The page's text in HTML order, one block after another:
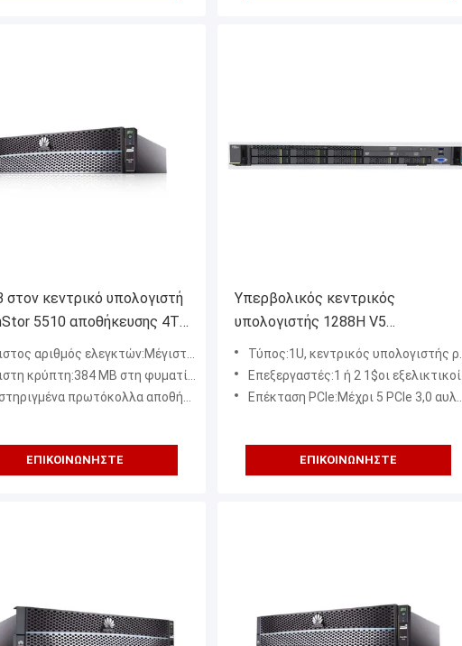
στον κεντρικό υπολογιστή
5510 αποθήκευσης 4TB
υβριδικό σύστημα
λάμψης
αριθμός ελεγκτών:Μέγιστος αριθμός ελεγκτών
κρύπτη:384 ΜΒ στη φυματίωση 4
αποθήκευσης:FC, iSCSI, NFS, CIFS, FC-NVMe, NVMe πέρα από RoCE, FTP, HTTP, και NDMP
ΕΠΙΚΟΙΝΩΝΉΣΤΕ
Υπερβολικός κεντρικός
υπολογιστής 1288H V5
αποθήκευσης δικτύων κεντρικών
υπολογιστών 1U τήξης Huawei
υψηλής πυκνότητας
Τύπος:1U, κεντρικός υπολογιστής ραφιών 2 υποδοχών
Επεξεργαστές:1 ή 2 1$οι εξελικτικοί επεξεργαστές Intel® Xeon® παραγωγής (3100/4100/5100/6100/8100 σειρά), μέχρι 2
Επέκταση PCIe:Μέχρι 5 PCIe 3,0 αυλακώσεις, συμπεριλαμβανομένου 1 για μια κάρτα ελεγκτών του cRaid και 1 για την εύ
ΕΠΙΚΟΙΝΩΝΉΣΤΕ